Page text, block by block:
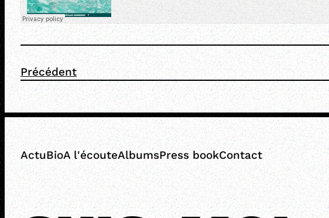
Précédent
ActuBioA l'écouteAlbumsPress bookContact